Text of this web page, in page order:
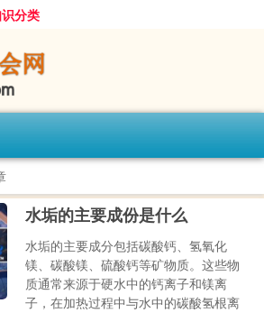
分类
水垢的主要成份是什么
水垢的主要成分包括碳酸钙、氢氧化
镁、碳酸镁、硫酸钙等矿物质。这些物
质通常来源于硬水中的钙离子和镁离
子，在加热过程中与水中的碳酸氢根离